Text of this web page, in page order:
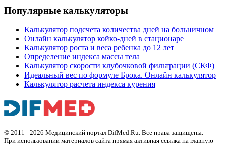
Популярные калькуляторы
Калькулятор подсчета количества дней на больничном
Онлайн калькулятор койко-дней в стационаре
Калькулятор роста и веса ребенка до 12 лет
Определение индекса массы тела
Калькулятор скорости клубочковой фильтрации (СКФ)
Идеальный вес по формуле Брока. Онлайн калькулятор
Калькулятор расчета индекса курения
© 2011 - 2026 Медицинский портал DifMed.Ru. Все права защищены.
При использовании материалов сайта прямая активная ссылка на главную